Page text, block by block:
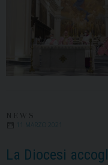
11 MARZO 2021
La Diocesi